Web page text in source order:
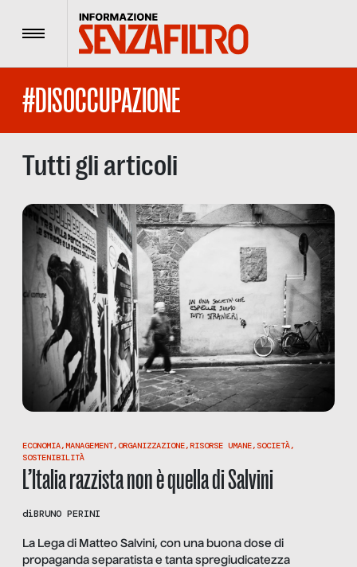
Menu
#DISOCCUPAZIONE
Tutti gli articoli
ECONOMIA,MANAGEMENT,ORGANIZZAZIONE,RISORSE UMANE, SOCIETÀ,
SOSTENIBILITÀ
L’Italia razzista non è quella di Salvini
diBRUNO PERINI
La Lega di Matteo Salvini, con una buona dose di
propaganda separatista e tanta spregiudicatezza